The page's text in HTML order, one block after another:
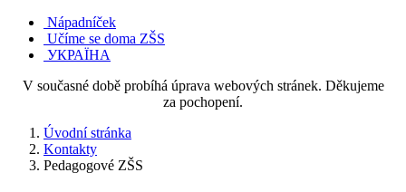
Nápadníček
Učíme se doma ZŠS
УКРАЇНА
V současné době probíhá úprava webových stránek. Děkujeme
za pochopení.
Úvodní stránka
Kontakty
Pedagogové ZŠS